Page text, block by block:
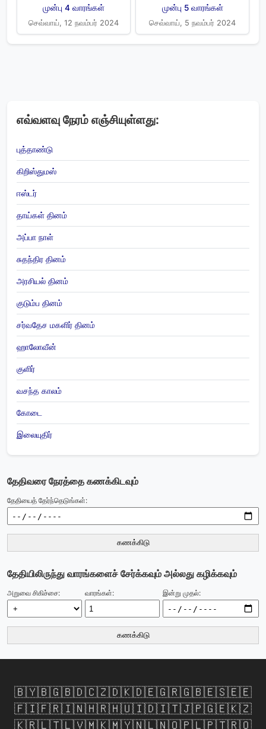
முன்பு 4 வாரங்கள்
செவ்வாய், 12 நவம்பர் 2024
முன்பு 5 வாரங்கள்
செவ்வாய், 5 நவம்பர் 2024
எவ்வளவு நேரம் எஞ்சியுள்ளது:
புத்தாண்டு
கிறிஸ்துமஸ்
ஈஸ்டர்
தாய்கள் தினம்
அப்பா நாள்
சுதந்திர தினம்
அரசியல் தினம்
குடும்ப தினம்
சர்வதேச மகளிர் தினம்
ஹாலோவீன்
குளிர்
வசந்த காலம்
கோடை
இலையுதிர்
தேதிவரை நேரத்தை கணக்கிடவும்
தேதியைத் தேர்ந்தெடுங்கள்:
கணக்கிடு
தேதியிலிருந்து வாரங்களைச் சேர்க்கவும் அல்லது கழிக்கவும்
அறுவை சிகிச்சை: வாரங்கள்: இன்று முதல்:
கணக்கிடு
🇧🇾🇧🇬🇧🇩🇨🇿🇩🇰🇩🇪🇬🇷🇬🇧🇪🇸🇪🇪
🇫🇮🇫🇷🇮🇳🇭🇷🇭🇺🇮🇩🇮🇹🇯🇵🇬🇪🇰🇿
🇰🇷🇱🇹🇱🇻🇲🇰🇲🇾🇳🇱🇳🇴🇵🇱🇵🇹🇷🇴